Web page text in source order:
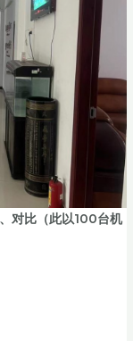
对比 （此以100台机